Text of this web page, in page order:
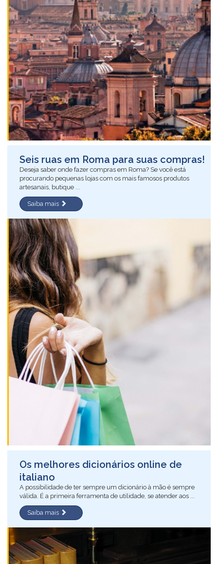
Seis ruas em Roma para suas compras!
Deseja saber onde fazer compras em Roma? Se você está
procurando pequenas lojas com os mais famosos produtos
artesanais, butique ...
Saiba mais
Os melhores dicionários online de
italiano
A possibilidade de ter sempre um dicionário à mão é sempre
válida. É a primeira ferramenta de utilidade, se atender aos ...
Saiba mais